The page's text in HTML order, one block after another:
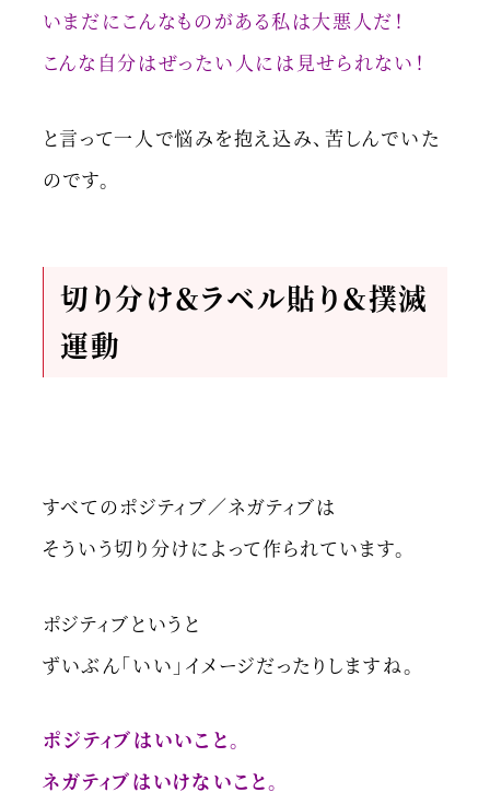
いまだにこんなものがある私は大悪人だ！
こんな自分はぜったい人には見せられない！
と言って一人で悩みを抱え込み、苦しんでいた
のです。
切り分け＆ラベル貼り＆撲滅
運動
すべてのポジティブ／ネガティブは
そういう切り分けによって作られています。
ポジティブというと
ずいぶん「いい」イメージだったりしますね。
ポジティブはいいこと。
ネガティブはいけないこと。